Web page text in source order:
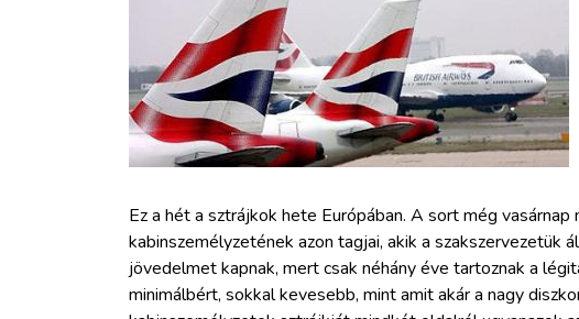
HAJÓZÁS
WEBSHOP
Ez a hét a sztrájkok hete Európában. A sort még
kabinszemélyzetének azon tagjai, akik a szakszervezetük
jövedelmet kapnak, mert csak néhány éve tartoznak a
minimálbért, sokkal kevesebb, mint amit akár a nagy